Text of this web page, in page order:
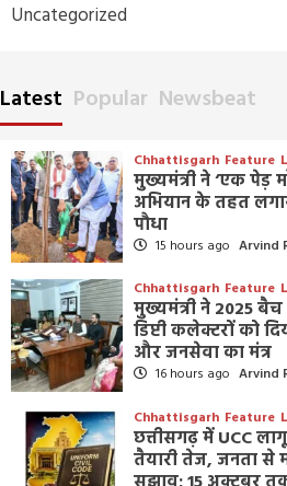
Uncategorized
Latest Popular Newsbeat
Chhattisgarh Feature
मुख्यमंत्री ने ‘एक पेड़
अभियान के तहत
पौधा
15 hours ago Arvind
Chhattisgarh Feature
मुख्यमंत्री ने 2025 बैच
डिप्टी कलेक्टरों को
और जनसेवा का मंत्र
16 hours ago Arvind
Chhattisgarh Feature
छत्तीसगढ़ में UCC
तैयारी तेज, जनता से